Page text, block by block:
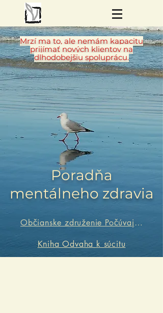
Mrzí ma to, ale nemám kapacitu
prijímať nových klientov na
dlhodobejšiu spoluprácu.
Poradňa
mentálneho zdravia
Občianske združenie Počúvajme
Kniha Odvaha k súcitu